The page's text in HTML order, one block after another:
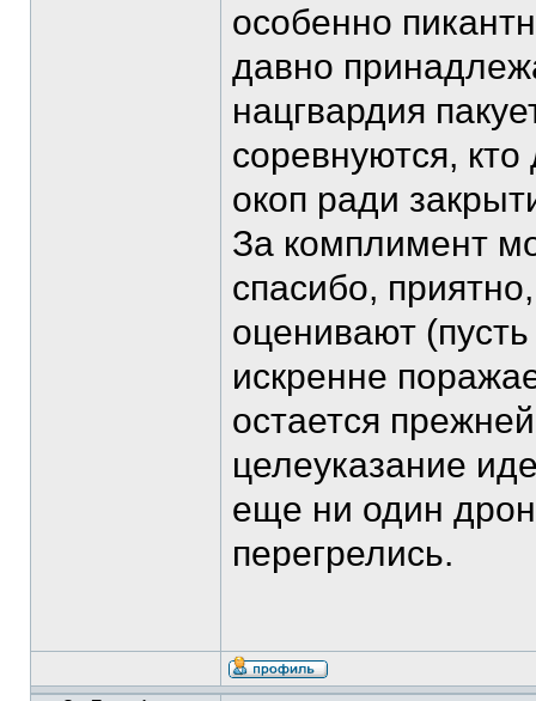
особенно
давно
нацгвардия
соревнуются,
окоп ради
За комплимент
спасибо,
оценивают
искренне
остается
целеуказание
еще ни один
перегрелись.